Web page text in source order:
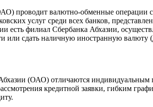
проводит валютно-обменные
услуг среди всех банков,
есть филиал Сбербанка Абхазии,
или сдать наличную иностранную
(ОАО) отличаются
кредитной заявки, гибким